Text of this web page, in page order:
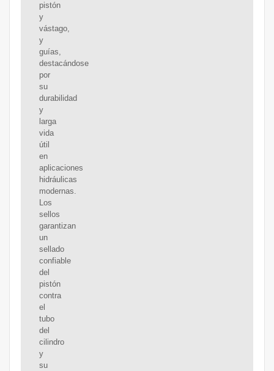
pistón
y
vástago,
y
guías,
destacándose
por
su
durabilidad
y
larga
vida
útil
en
aplicaciones
hidráulicas
modernas.
Los
sellos
garantizan
un
sellado
confiable
del
pistón
contra
el
tubo
del
cilindro
y
su